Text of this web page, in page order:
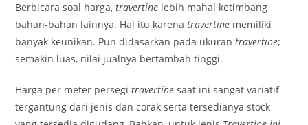
Berbicara soal harga,travertine lebih mahal ketimbang
bahan-bahan lainnya. Hal itu karenatravertine memiliki
banyak keunikan. Pun didasarkan pada ukurantravertine;
semakin luas, nilai jualnya bertambah tinggi.
Harga per meter persegitravertine saat ini sangat variatif
tergantung dari jenis dan corak serta tersedianya stock